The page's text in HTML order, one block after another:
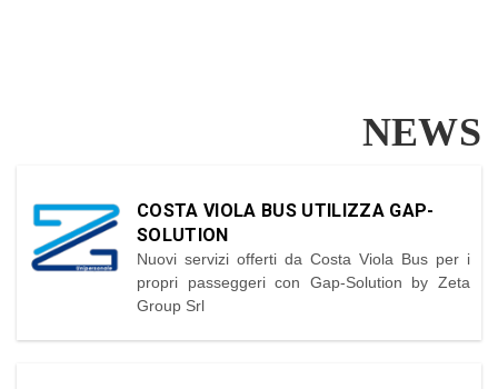
NEWS
COSTA VIOLA BUS UTILIZZA GAP-
SOLUTION
Nuovi servizi offerti da Costa Viola Bus per i
propri passeggeri con Gap-Solution by Zeta
Group Srl